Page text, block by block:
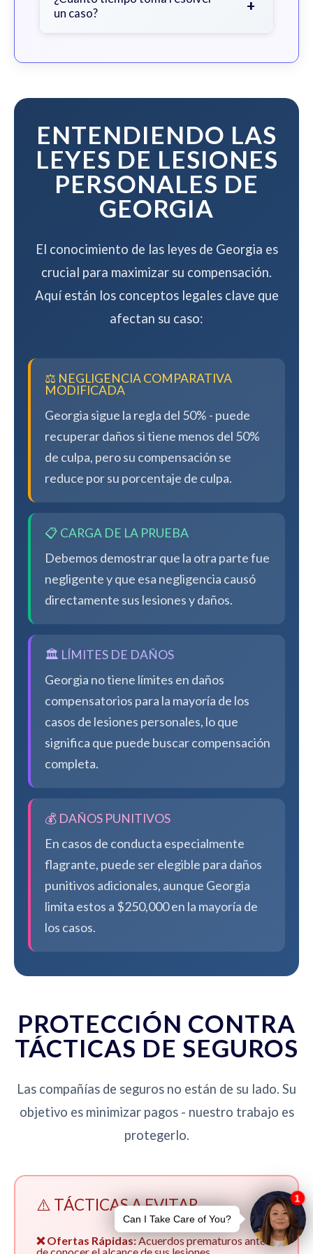
que ganemos su caso.
un caso?
+
del caso, pero trabajamos para
mientras maximizamos su
ENTENDIENDO LAS
LEYES DE LESIONES
PERSONALES DE
GEORGIA
El conocimiento de las leyes de Georgia es
crucial para maximizar su compensación.
Aquí están los conceptos legales clave que
afectan su caso:
⚖️ NEGLIGENCIA COMPARATIVA
MODIFICADA
Georgia sigue la regla del 50% - puede
recuperar daños si tiene menos del 50%
de culpa, pero su compensación se
reduce por su porcentaje de culpa.
📋 CARGA DE LA PRUEBA
Debemos demostrar que la otra parte fue
negligente y que esa negligencia causó
directamente sus lesiones y daños.
🏛️ LÍMITES DE DAÑOS
Georgia no tiene límites en daños
compensatorios para la mayoría de los
casos de lesiones personales, lo que
significa que puede buscar compensación
completa.
💰 DAÑOS PUNITIVOS
En casos de conducta especialmente
flagrante, puede ser elegible para daños
punitivos adicionales, aunque Georgia
limita estos a $250,000 en la mayoría de
los casos.
PROTECCIÓN CONTRA
TÁCTICAS DE SEGUROS
Las compañías de seguros no están de su lado. Su
objetivo es minimizar pagos - nuestro trabajo es
protegerlo.
⚠️ TÁCTICAS A EVITAR
❌ Ofertas Rápidas:Acuerdos prematuros antes